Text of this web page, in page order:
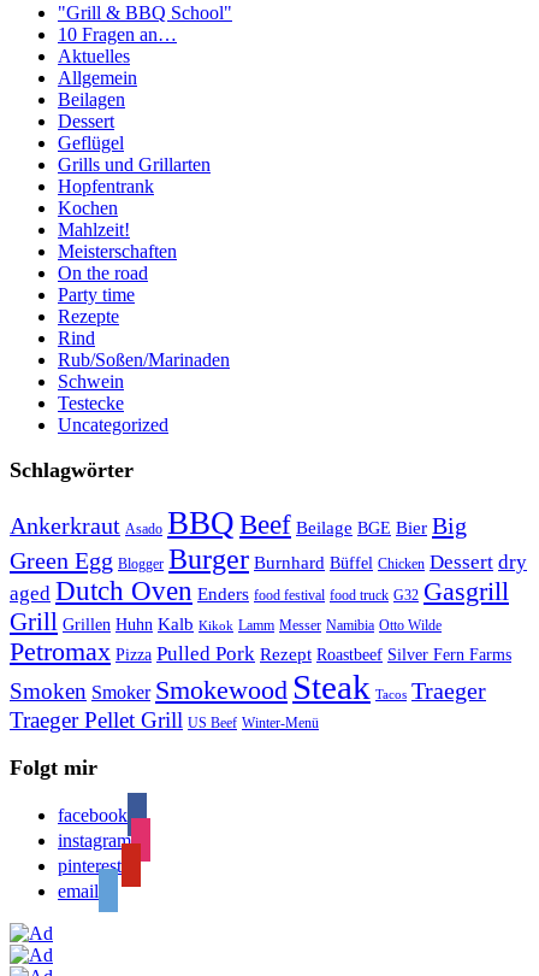
"Grill & BBQ School"
10 Fragen an…
Aktuelles
Allgemein
Beilagen
Dessert
Geflügel
Grills und Grillarten
Hopfentrank
Kochen
Mahlzeit!
Meisterschaften
On the road
Party time
Rezepte
Rind
Rub/Soßen/Marinaden
Schwein
Testecke
Uncategorized
Schlagwörter
Ankerkraut Asado BBQBeef Beilage BGE Bier Big
Green Egg Blogger Burger Burnhard Büffel Chicken Dessert dry
aged Dutch Oven Enders food festival food truck G32 Gasgrill
Grill Grillen Huhn Kalb Kikok Lamm Messer Namibia Otto Wilde
Petromax Pizza Pulled Pork Rezept Roastbeef Silver Fern Farms
Smoken Smoker Smokewood Steak Tacos Traeger
Traeger Pellet Grill US Beef Winter-Menü
Folgt mir
facebook
instagram
pinterest
email